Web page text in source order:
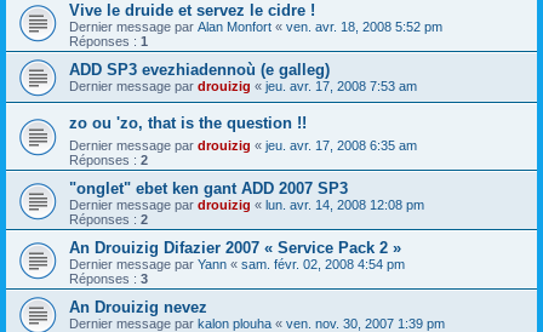
Vive le druide et servez le cidre !
Dernier message par Alan Monfort « ven. avr. 18, 2008 5:52 pm
Réponses : 1
ADD SP3 evezhiadennoù (e galleg)
Dernier message par drouizig « jeu. avr. 17, 2008 7:53 am
zo ou 'zo, that is the question !!
Dernier message par drouizig « jeu. avr. 17, 2008 6:35 am
Réponses : 2
"onglet" ebet ken gant ADD 2007 SP3
Dernier message par drouizig « lun. avr. 14, 2008 12:08 pm
Réponses : 2
An Drouizig Difazier 2007 « Service Pack 2 »
Dernier message par Yann « sam. févr. 02, 2008 4:54 pm
Réponses : 3
An Drouizig nevez
Dernier message par kalon plouha « ven. nov. 30, 2007 1:39 pm